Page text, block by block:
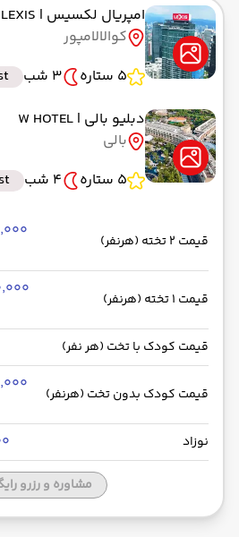
امپریال لکسیس | IMPERIAL LEXIS
کوالالامپور
5 ستاره
3 شب
دبلیو بالی | W HOTEL
بالی
5 ستاره
4 شب
قیمت 2 تخته (هرنفر)
قیمت 1 تخته (هرنفر)
قیمت کودک با تخت (هر نفر)
قیمت کودک بدون تخت (هرنفر)
نوزاد
مشاوره و رزرو